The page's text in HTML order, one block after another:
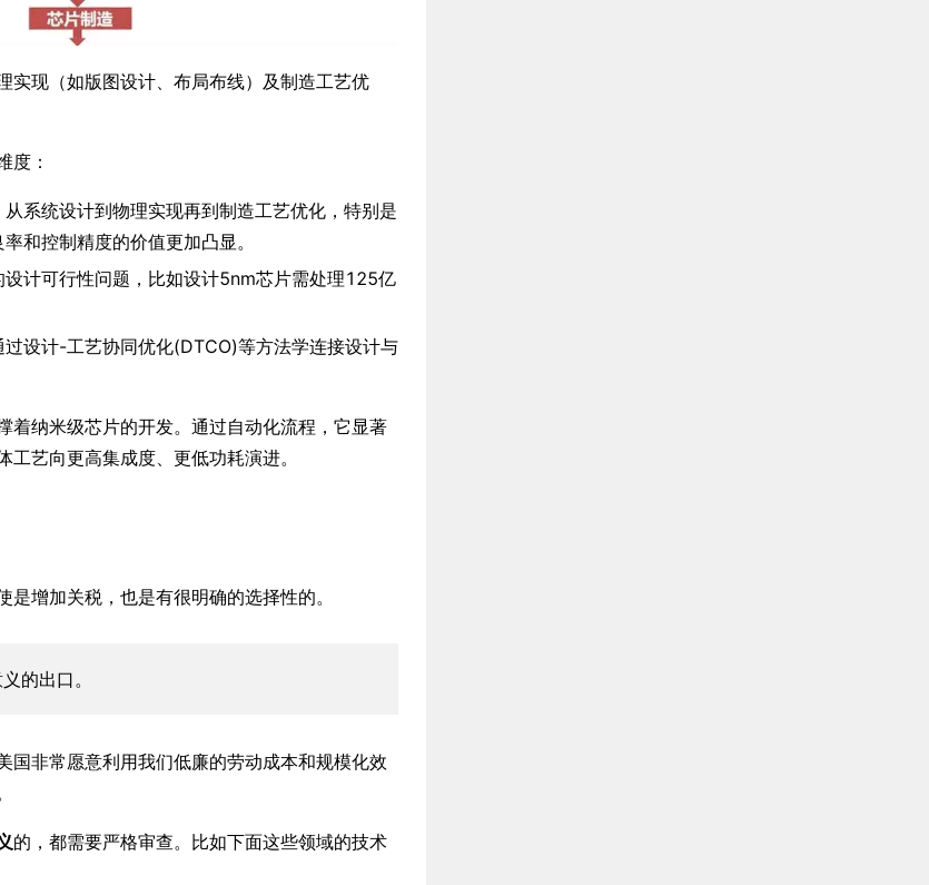
实现（如版图设计、布局布线）及制造工艺优
度：
系统设计到物理实现再到制造工艺优化，特别是
和控制精度的价值更加凸显。
计可行性问题，比如设计5nm芯片需处理125亿
设计-工艺协同优化(DTCO)等方法学连接设计与
着纳米级芯片的开发。通过自动化流程，它显著
艺向更高集成度、更低功耗演进。
增加关税，也是有很明确的选择性的。
的出口。
国非常愿意利用我们低廉的劳动成本和规模化效
的，都需要严格审查。比如下面这些领域的技术